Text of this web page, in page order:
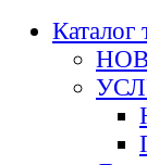
Каталог